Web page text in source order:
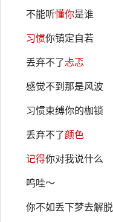
不能听懂你是谁
习惯你镇定自若
丢弃不了忐忑
感觉不到那是风波
习惯束缚你的枷锁
丢弃不了颜色
记得你对我说什么
呜哇～
你不如丢下梦去解脱